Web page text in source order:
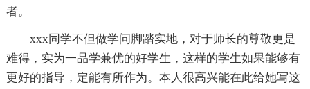
者。
xxx同学不但做学问脚踏实地，对于师长的尊敬更是
难得，实为一品学兼优的好学生，这样的学生如果能够有
更好的指导，定能有所作为。本人很高兴能在此给她写这